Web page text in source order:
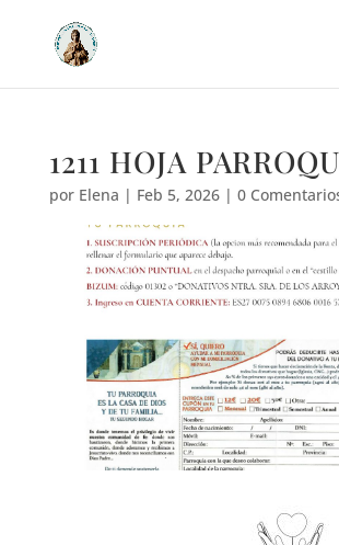
1211 HOJA
por Elena | Feb 5, 2026| 0